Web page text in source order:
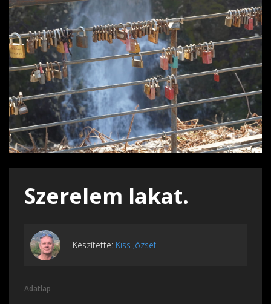
Szerelem lakat.
Készítette: Kiss József
Adatlap